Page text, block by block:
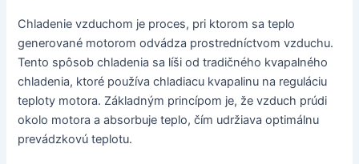
Chladenie vzduchom je proces, pri ktorom sa teplo
generované motorom odvádza prostredníctvom vzduchu.
Tento spôsob chladenia sa líši od tradičného kvapalného
chladenia, ktoré používa chladiacu kvapalinu na reguláciu
teploty motora. Základným princípom je, že vzduch prúdi
okolo motora a absorbuje teplo, čím udržiava optimálnu
prevádzkovú teplotu.